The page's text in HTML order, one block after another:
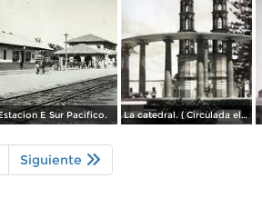
E Sur Pacifico. La catedral. ( Circulada el 7 de Agosto de 1955 ).
Siguiente